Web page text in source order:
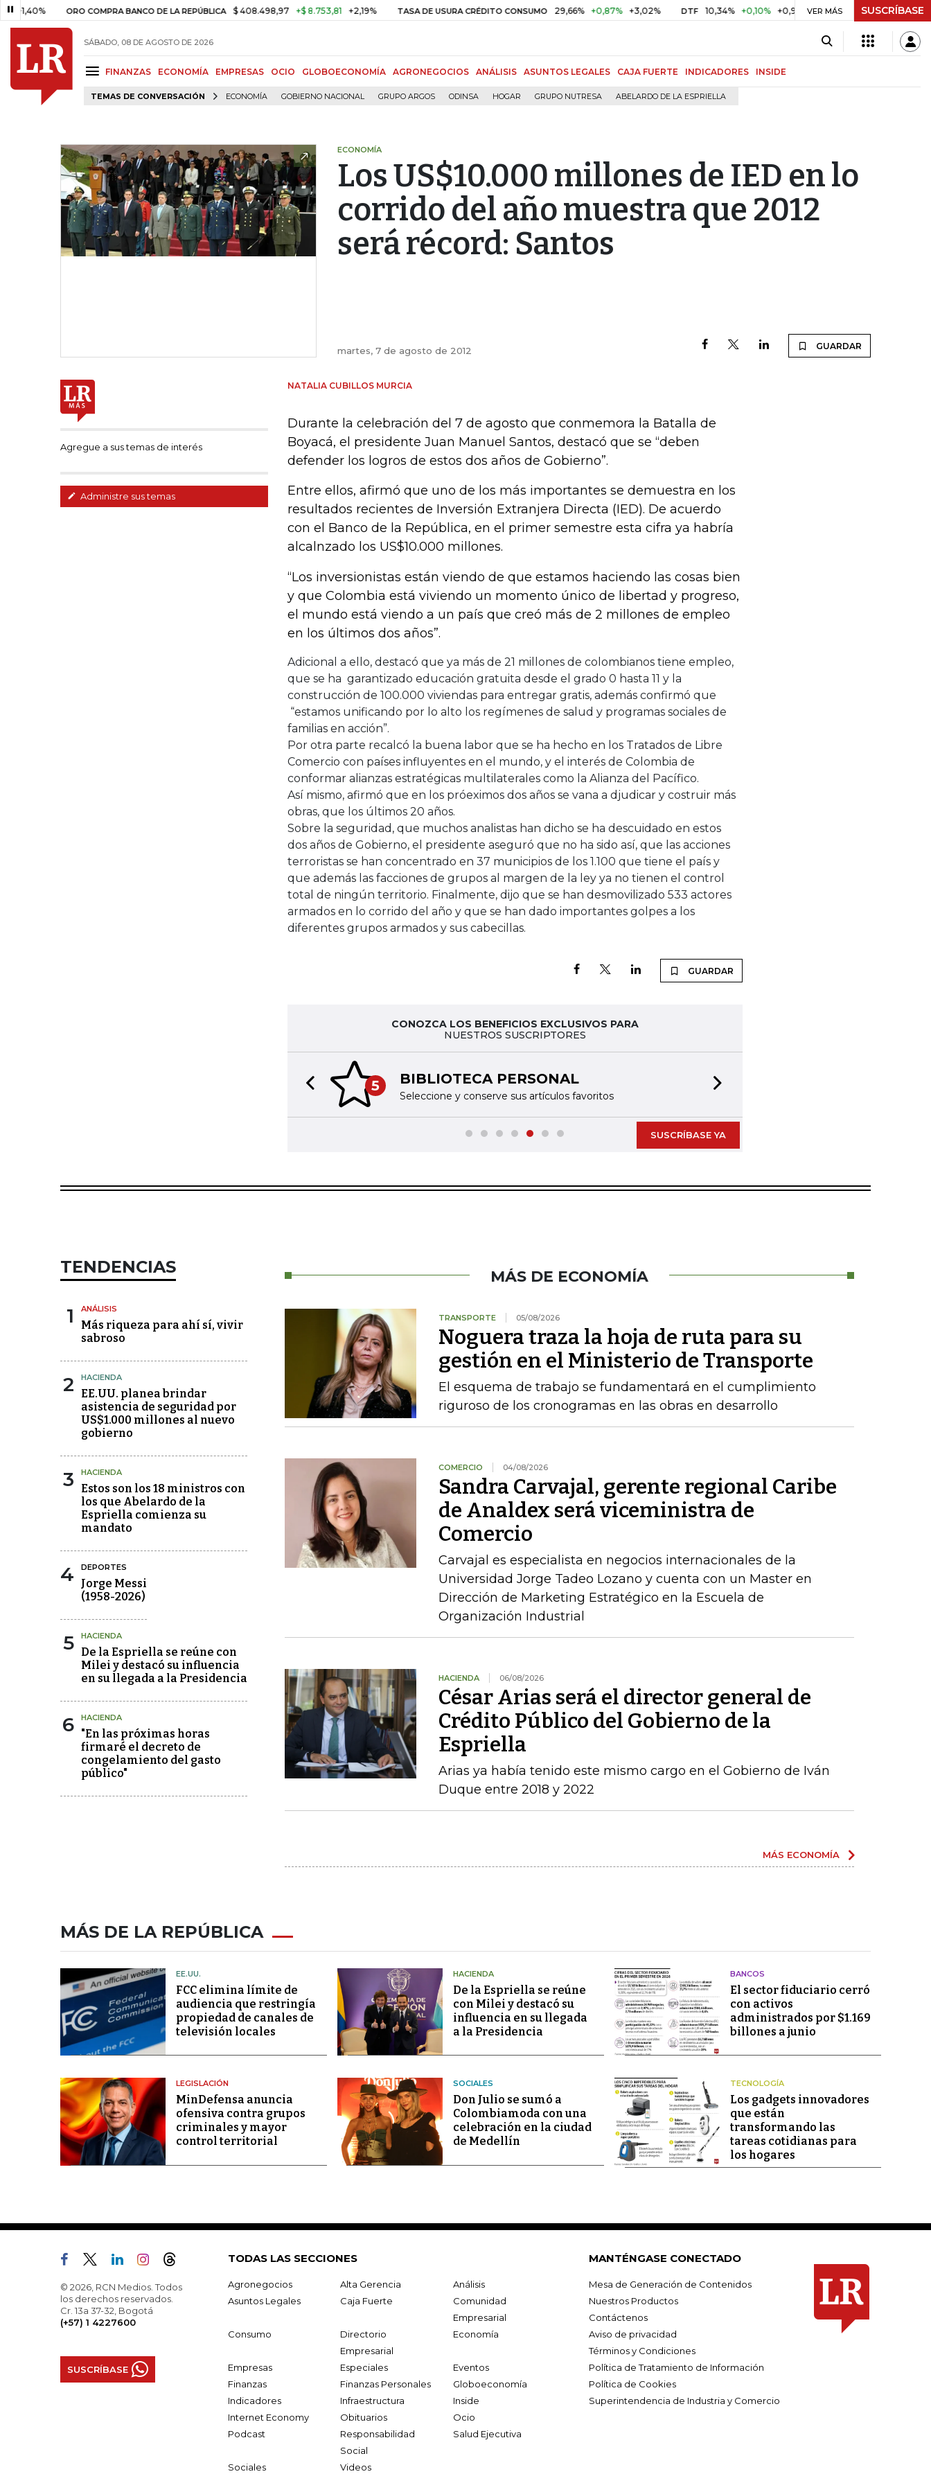
ORO COMPRA BANCO DE LA REPÚBLICA $ 408.498,97 +$ 8.753,81 +2,19% TASA DE USURA CRÉDITO CONSUMO 29,66% +0,87% +3,02% DTF 10,34% +0,10% +0,98% UVR $ 416,96 +$ 0,05
VER MÁS SUSCRÍBASE
SÁBADO, 08 DE AGOSTO DE 2026
FINANZAS ECONOMÍA EMPRESAS OCIO GLOBOECONOMÍA AGRONEGOCIOS ANÁLISIS ASUNTOS LEGALES CAJA FUERTE INDICADORES INSIDE
TEMAS DE CONVERSACIÓN ECONOMÍA GOBIERNO NACIONAL GRUPO ARGOS ODINSA HOGAR GRUPO NUTRESA ABELARDO DE LA ESPRIELLA
ECONOMÍA
Los US$10.000 millones de IED en lo
corrido del año muestra que 2012
será récord: Santos
martes, 7 de agosto de 2012 GUARDAR
Agregue a sus temas de interés
Administre sus temas
NATALIA CUBILLOS MURCIA
Durante la celebración del 7 de agosto que conmemora la Batalla de
Boyacá, el presidente Juan Manuel Santos, destacó que se “deben
defender los logros de estos dos años de Gobierno”.
Entre ellos, afirmó que uno de los más importantes se demuestra en los
resultados recientes de Inversión Extranjera Directa (IED). De acuerdo
con el Banco de la República, en el primer semestre esta cifra ya habría
alcalnzado los US$10.000 millones.
“Los inversionistas están viendo de que estamos haciendo las cosas bien
y que Colombia está viviendo un momento único de libertad y progreso,
el mundo está viendo a un país que creó más de 2 millones de empleo
en los últimos dos años”.
Adicional a ello, destacó que ya más de 21 millones de colombianos tiene empleo,
que se ha garantizado educación gratuita desde el grado 0 hasta 11 y la
construcción de 100.000 viviendas para entregar gratis, además confirmó que
“estamos unificando por lo alto los regímenes de salud y programas sociales de
familias en acción”.
Por otra parte recalcó la buena labor que se ha hecho en los Tratados de Libre
Comercio con países influyentes en el mundo, y el interés de Colombia de
conformar alianzas estratégicas multilaterales como la Alianza del Pacífico.
Así mismo, afirmó que en los próeximos dos años se vana a djudicar y costruir más
obras, que los últimos 20 años.
Sobre la seguridad, que muchos analistas han dicho se ha descuidado en estos
dos años de Gobierno, el presidente aseguró que no ha sido así, que las acciones
terroristas se han concentrado en 37 municipios de los 1.100 que tiene el país y
que además las facciones de grupos al margen de la ley ya no tienen el control
total de ningún territorio. Finalmente, dijo que se han desmovilizado 533 actores
armados en lo corrido del año y que se han dado importantes golpes a los
diferentes grupos armados y sus cabecillas.
GUARDAR
CONOZCA LOS BENEFICIOS EXCLUSIVOS PARA
NUESTROS SUSCRIPTORES
5 BIBLIOTECA PERSONAL
Seleccione y conserve sus artículos favoritos
Previous slide
SUSCRÍBASE YA
TENDENCIAS
1 ANÁLISIS
Más riqueza para ahí sí, vivir
sabroso
2 HACIENDA
EE.UU. planea brindar
asistencia de seguridad por
US$1.000 millones al nuevo
gobierno
3 HACIENDA
Estos son los 18 ministros con
los que Abelardo de la
Espriella comienza su
mandato
4 DEPORTES
Jorge Messi
(1958-2026)
5 HACIENDA
De la Espriella se reúne con
Milei y destacó su influencia
en su llegada a la Presidencia
6 HACIENDA
"En las próximas horas
firmaré el decreto de
congelamiento del gasto
público"
MÁS DE ECONOMÍA
TRANSPORTE 05/08/2026
Noguera traza la hoja de ruta para su
gestión en el Ministerio de Transporte
El esquema de trabajo se fundamentará en el cumplimiento
riguroso de los cronogramas en las obras en desarrollo
COMERCIO 04/08/2026
Sandra Carvajal, gerente regional Caribe
de Analdex será viceministra de
Comercio
Carvajal es especialista en negocios internacionales de la
Universidad Jorge Tadeo Lozano y cuenta con un Master en
Dirección de Marketing Estratégico en la Escuela de
Organización Industrial
HACIENDA 06/08/2026
César Arias será el director general de
Crédito Público del Gobierno de la
Espriella
Arias ya había tenido este mismo cargo en el Gobierno de Iván
Duque entre 2018 y 2022
MÁS ECONOMÍA
MÁS DE LA REPÚBLICA
EE.UU.
FCC elimina límite de
audiencia que restringía
propiedad de canales de
televisión locales
HACIENDA
De la Espriella se reúne
con Milei y destacó su
influencia en su llegada
a la Presidencia
BANCOS
El sector fiduciario cerró
con activos
administrados por $1.169
billones a junio
LEGISLACIÓN
MinDefensa anuncia
ofensiva contra grupos
criminales y mayor
control territorial
SOCIALES
Don Julio se sumó a
Colombiamoda con una
celebración en la ciudad
de Medellín
TECNOLOGÍA
Los gadgets innovadores
que están
transformando las
tareas cotidianas para
los hogares
© 2026, RCN Medios. Todos
los derechos reservados.
Cr. 13a 37-32, Bogotá
(+57) 1 4227600
SUSCRÍBASE
TODAS LAS SECCIONES
Agronegocios Alta Gerencia
Análisis
Asuntos Legales
Caja Fuerte
Comunidad
Empresarial
Consumo
Directorio
Empresarial
Economía
Empresas Especiales
Eventos
Finanzas
Finanzas Personales
Globoeconomía
Indicadores
Infraestructura
Inside
Internet Economy
Obituarios
Ocio
Podcast
Responsabilidad
Social
Salud Ejecutiva
Sociales Videos
MANTÉNGASE CONECTADO
Mesa de Generación de Contenidos
Nuestros Productos
Contáctenos
Aviso de privacidad
Términos y Condiciones
Política de Tratamiento de Información
Política de Cookies
Superintendencia de Industria y Comercio